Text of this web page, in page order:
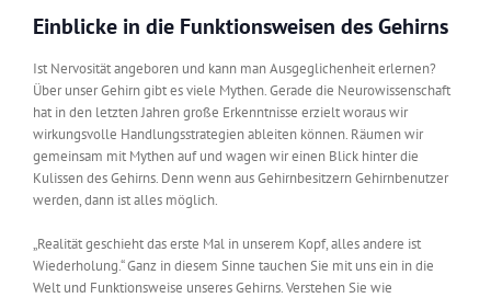
Einblicke in die Funktionsweisen des Gehirns
Ist Nervosität angeboren und kann man Ausgeglichenheit erlernen?
Über unser Gehirn gibt es viele Mythen. Gerade die Neurowissenschaft
hat in den letzten Jahren große Erkenntnisse erzielt woraus wir
wirkungsvolle Handlungsstrategien ableiten können. Räumen wir
gemeinsam mit Mythen auf und wagen wir einen Blick hinter die
Kulissen des Gehirns. Denn wenn aus Gehirnbesitzern Gehirnbenutzer
werden, dann ist alles möglich.
„Realität geschieht das erste Mal in unserem Kopf, alles andere ist
Wiederholung.“ Ganz in diesem Sinne tauchen Sie mit uns ein in die
Welt und Funktionsweise unseres Gehirns. Verstehen Sie wie